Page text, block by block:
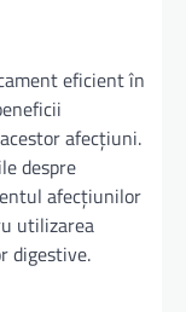
eficient în
afecțiuni.
despre
afecțiunilor
utilizarea
digestive.